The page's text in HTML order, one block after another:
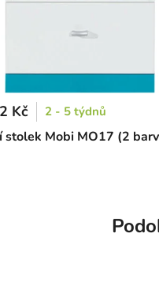
stolek Mobi MO17 (2
Kč 2 - 5 týdnů